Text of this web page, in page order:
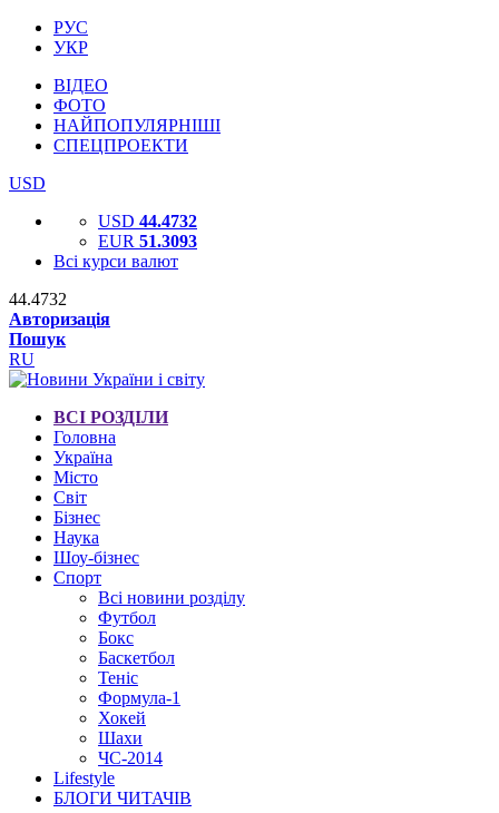
РУС
УКР
ВІДЕО
ФОТО
НАЙПОПУЛЯРНІШІ
СПЕЦПРОЕКТИ
USD
USD 44.4732
EUR 51.3093
Всі курси валют
44.4732
Авторизація
Пошук
RU
ВСІ РОЗДІЛИ
Головна
Україна
Місто
Світ
Бізнес
Наука
Шоу-бізнес
Спорт
Всі новини розділу
Футбол
Бокс
Баскетбол
Теніс
Формула-1
Хокей
Шахи
ЧС-2014
Lifestyle
БЛОГИ ЧИТАЧІВ